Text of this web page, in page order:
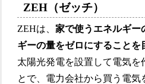
ZEH（ゼッチ）
ZEHは、家で使うエネルギー
ギーの量をゼロにすることを
太陽光発電を設置して電気を
とで、電力会社から買う電気